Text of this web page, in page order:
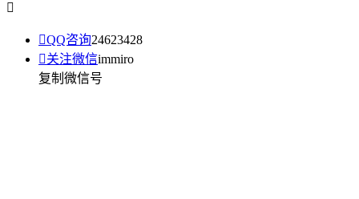

QQ咨询24623428
关注微信immiro
复制微信号